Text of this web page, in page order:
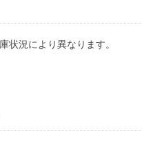
状況により異なります。